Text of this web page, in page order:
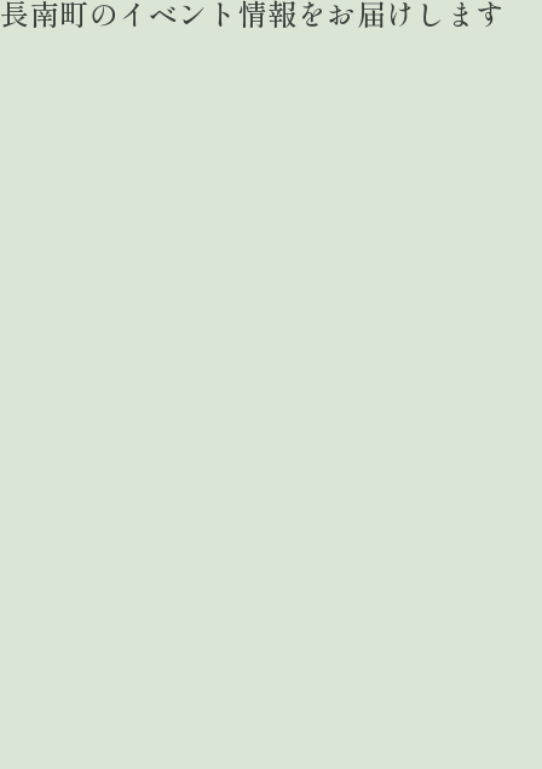
長南町のイベント情報をお届けします